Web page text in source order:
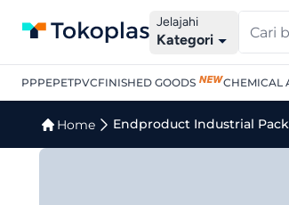
Jelajahi
Kategori
PPPEPETPVCFINISHED GOODS CHEMICAL
Home Endproduct Industrial
Jual Endproduct